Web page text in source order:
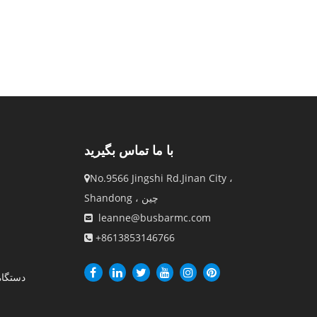
با ما تماس بگیرید
No.9566 Jingshi Rd.Jinan City ،
Shandong ، چین
 leanne@busbarmc.com
 +8613853146766